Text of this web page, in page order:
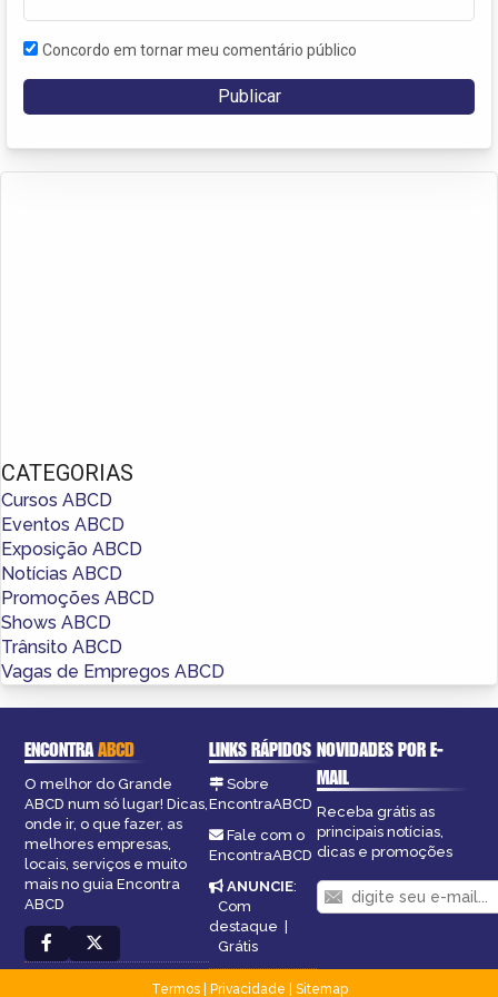
Concordo em tornar meu comentário público
CATEGORIAS
Cursos ABCD
Eventos ABCD
Exposição ABCD
Notícias ABCD
Promoções ABCD
Shows ABCD
Trânsito ABCD
Vagas de Empregos ABCD
ENCONTRAABCD
O melhor do Grande
ABCD num só lugar! Dicas,
onde ir, o que fazer, as
melhores empresas,
locais, serviços e muito
mais no guia Encontra
ABCD
LINKS RÁPIDOS
Sobre
EncontraABCD
Fale com o
EncontraABCD
ANUNCIE:
Com
destaque
Grátis
NOVIDADES POR E-
MAIL
Receba grátis as
principais notícias,
dicas e promoções
Termos| Privacidade
Sitemap